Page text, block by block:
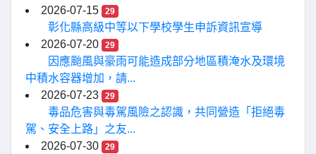
2026-07-15
29
彰化縣高級中等以下學校學生申訴資訊宣導
2026-07-20
29
因應颱風與豪雨可能造成部分地區積淹水及環境
中積水容器增加，請...
2026-07-23
29
毒品危害與毒駕風險之認識，共同營造「拒絕毒
駕、安全上路」之友...
2026-07-30
29